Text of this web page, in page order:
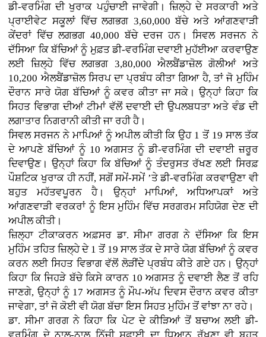
ਡੀ-ਵਰਮਿੰਗ ਦੀ ਖੁਰਾਕ ਪਹੁੰਚਾਈ ਜਾਵੇਗੀ। ਜ਼ਿਲ੍ਹੇ ਦੇ ਸਰਕਾਰੀ ਅਤੇ
ਪ੍ਰਾਈਵੇਟ ਸਕੂਲਾਂ ਵਿੱਚ ਲਗਭਗ 3,60,000 ਬੱਚੇ ਅਤੇ ਆਂਗਣਵਾੜੀ
ਕੇਂਦਰਾਂ ਵਿੱਚ ਲਗਭਗ 40,000 ਬੱਚੇ ਦਰਜ ਹਨ। ਸਿਵਲ ਸਰਜਨ ਨੇ
ਦੱਸਿਆ ਕਿ ਬੱਚਿਆਂ ਨੂੰ ਮੁਫ਼ਤ ਡੀ-ਵਰਮਿੰਗ ਦਵਾਈ ਮੁਹੱਈਆ ਕਰਵਾਉਣ
ਲਈ ਜ਼ਿਲ੍ਹੇ ਵਿੱਚ ਲਗਭਗ 3,80,000 ਐਲਬੈਂਡਾਜ਼ੋਲ ਗੋਲੀਆਂ ਅਤੇ
10,200 ਐਲਬੈਂਡਾਜ਼ੋਲ ਸਿਰਪ ਦਾ ਪ੍ਰਬੰਧ ਕੀਤਾ ਗਿਆ ਹੈ, ਤਾਂ ਜੋ ਮੁਹਿੰਮ
ਦੌਰਾਨ ਸਾਰੇ ਯੋਗ ਬੱਚਿਆਂ ਨੂੰ ਕਵਰ ਕੀਤਾ ਜਾ ਸਕੇ। ਉਨ੍ਹਾਂ ਕਿਹਾ ਕਿ
ਸਿਹਤ ਵਿਭਾਗ ਦੀਆਂ ਟੀਮਾਂ ਵੱਲੋਂ ਦਵਾਈ ਦੀ ਉਪਲਬਧਤਾ ਅਤੇ ਵੰਡ ਦੀ
ਲਗਾਤਾਰ ਨਿਗਰਾਨੀ ਕੀਤੀ ਜਾ ਰਹੀ ਹੈ।
ਸਿਵਲ ਸਰਜਨ ਨੇ ਮਾਪਿਆਂ ਨੂੰ ਅਪੀਲ ਕੀਤੀ ਕਿ ਉਹ 1 ਤੋਂ 19 ਸਾਲ ਤੱਕ
ਦੇ ਆਪਣੇ ਬੱਚਿਆਂ ਨੂੰ 10 ਅਗਸਤ ਨੂੰ ਡੀ-ਵਰਮਿੰਗ ਦੀ ਦਵਾਈ ਜ਼ਰੂਰ
ਦਿਵਾਉਣ। ਉਨ੍ਹਾਂ ਕਿਹਾ ਕਿ ਬੱਚਿਆਂ ਨੂੰ ਤੰਦਰੁਸਤ ਰੱਖਣ ਲਈ ਸਿਰਫ਼
ਪੌਸ਼ਟਿਕ ਖੁਰਾਕ ਹੀ ਨਹੀਂ, ਸਗੋਂ ਸਮੇਂ-ਸਮੇਂ ’ਤੇ ਡੀ-ਵਰਮਿੰਗ ਕਰਵਾਉਣਾ ਵੀ
ਬਹੁਤ ਮਹੱਤਵਪੂਰਨ ਹੈ। ਉਨ੍ਹਾਂ ਮਾਪਿਆਂ, ਅਧਿਆਪਕਾਂ ਅਤੇ
ਆਂਗਣਵਾੜੀ ਵਰਕਰਾਂ ਨੂੰ ਇਸ ਮੁਹਿੰਮ ਵਿੱਚ ਸਰਗਰਮ ਸਹਿਯੋਗ ਦੇਣ ਦੀ
ਅਪੀਲ ਕੀਤੀ।
ਜ਼ਿਲ੍ਹਾ ਟੀਕਾਕਰਨ ਅਫ਼ਸਰ ਡਾ. ਸੀਮਾ ਗਰਗ ਨੇ ਦੱਸਿਆ ਕਿ ਇਸ
ਮੁਹਿੰਮ ਤਹਿਤ ਜ਼ਿਲ੍ਹੇ ਦੇ 1 ਤੋਂ 19 ਸਾਲ ਤੱਕ ਦੇ ਸਾਰੇ ਯੋਗ ਬੱਚਿਆਂ ਨੂੰ ਕਵਰ
ਕਰਨ ਲਈ ਸਿਹਤ ਵਿਭਾਗ ਵੱਲੋਂ ਲੋੜੀਂਦੇ ਪ੍ਰਬੰਧ ਕੀਤੇ ਗਏ ਹਨ। ਉਨ੍ਹਾਂ
ਕਿਹਾ ਕਿ ਜਿਹੜੇ ਬੱਚੇ ਕਿਸੇ ਕਾਰਨ 10 ਅਗਸਤ ਨੂੰ ਦਵਾਈ ਲੈਣ ਤੋਂ ਰਹਿ
ਜਾਣਗੇ, ਉਨ੍ਹਾਂ ਨੂੰ 17 ਅਗਸਤ ਨੂੰ ਮੌਪ-ਅੱਪ ਦਿਵਸ ਦੌਰਾਨ ਕਵਰ ਕੀਤਾ
ਜਾਵੇਗਾ, ਤਾਂ ਜੋ ਕੋਈ ਵੀ ਯੋਗ ਬੱਚਾ ਇਸ ਸਿਹਤ ਮੁਹਿੰਮ ਤੋਂ ਵਾਂਝਾ ਨਾ ਰਹੇ।
ਡਾ. ਸੀਮਾ ਗਰਗ ਨੇ ਕਿਹਾ ਕਿ ਪੇਟ ਦੇ ਕੀੜਿਆਂ ਤੋਂ ਬਚਾਅ ਲਈ ਡੀ-